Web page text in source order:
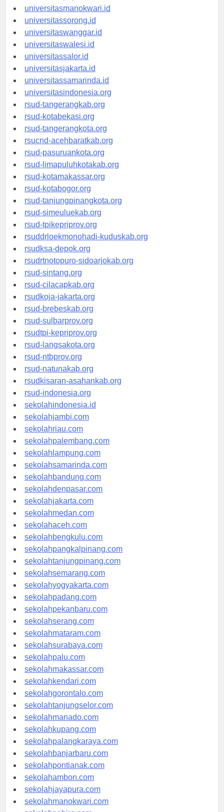
universitaspapua.id
universitasmanokwari.id
universitassorong.id
universitaswanggar.id
universitaswalesi.id
universitassalor.id
universitasjakarta.id
universitassamarinda.id
universitasindonesia.org
rsud-tangerangkab.org
rsud-kotabekasi.org
rsud-tangerangkota.org
rsucnd-acehbaratkab.org
rsud-pasuruankota.org
rsud-limapuluhkotakab.org
rsud-kotamakassar.org
rsud-kotabogor.org
rsud-tanjungpinangkota.org
rsud-simeuluekab.org
rsud-tpikepriprov.org
rsuddrloekmonohadi-kuduskab.org
rsudksa-depok.org
rsudrtnotopuro-sidoarjokab.org
rsud-sintang.org
rsud-cilacapkab.org
rsudkoja-jakarta.org
rsud-brebeskab.org
rsud-sulbarprov.org
rsudtpi-kepriprov.org
rsud-langsakota.org
rsud-ntbprov.org
rsud-natunakab.org
rsudkisaran-asahankab.org
rsud-indonesia.org
sekolahindonesia.id
sekolahjambi.com
sekolahriau.com
sekolahpalembang.com
sekolahlampung.com
sekolahsamarinda.com
sekolahbandung.com
sekolahdenpasar.com
sekolahjakarta.com
sekolahmedan.com
sekolahaceh.com
sekolahbengkulu.com
sekolahpangkalpinang.com
sekolahtanjungpinang.com
sekolahsemarang.com
sekolahyogyakarta.com
sekolahpadang.com
sekolahpekanbaru.com
sekolahserang.com
sekolahmataram.com
sekolahsurabaya.com
sekolahpalu.com
sekolahmakassar.com
sekolahkendari.com
sekolahgorontalo.com
sekolahtanjungselor.com
sekolahmanado.com
sekolahkupang.com
sekolahpalangkaraya.com
sekolahbanjarbaru.com
sekolahpontianak.com
sekolahambon.com
sekolahjayapura.com
sekolahmanokwari.com